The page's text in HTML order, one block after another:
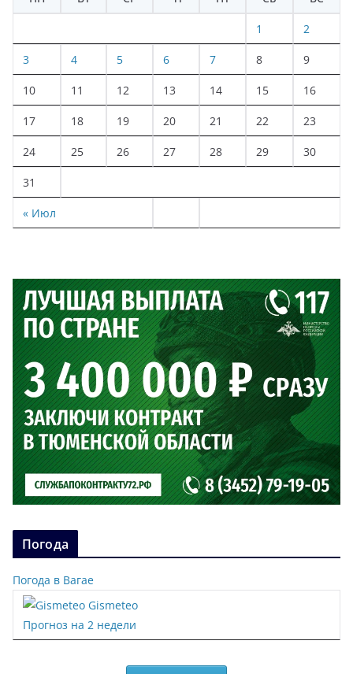
« Июл
1 2
3 4 5 6 7 8 9
10 11 12 13 14 15 16
17 18 19 20 21 22 23
24 25 26 27 28 29 30
31
Погода
Погода в Вагае
Gismeteo
Прогноз на 2 недели